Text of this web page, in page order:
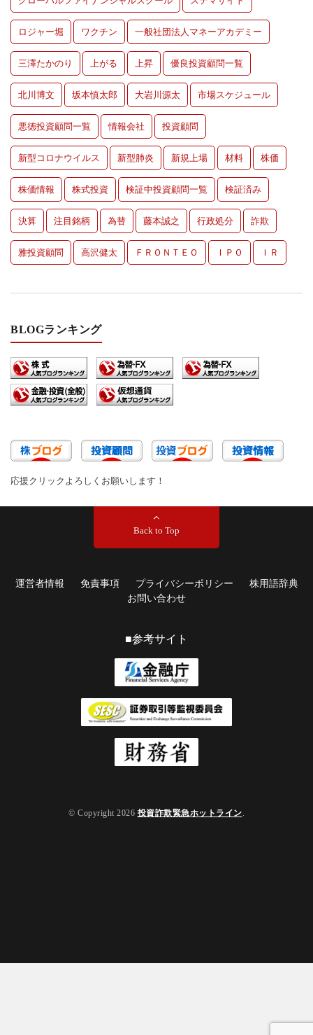
ロジャー堀 ワクチン 一般社団法人マネーアカデミー
三澤たかのり 上がる 上昇 優良投資顧問一覧
北川博文 坂本慎太郎 大岩川源太 市場スケジュール
悪徳投資顧問一覧 情報会社 投資顧問
新型コロナウイルス 新型肺炎 新規上場 材料 株価
株価情報 株式投資 検証中投資顧問一覧 検証済み
決算 注目銘柄 為替 藤本誠之 行政処分 詐欺
雅投資顧問 高沢健太 ＦＲＯＮＴＥＯ ＩＰＯ ＩＲ
BLOGランキング
応援クリックよろしくお願いします！
Back to Top
運営者情報 免責事項 プライバシーポリシー
株用語辞典
お問い合わせ
■参考サイト
© Copyright 2026 投資詐欺緊急ホットライン.